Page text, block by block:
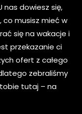
nas dowiesz się,
co musisz mieć w
się na wakacje i
przekazanie ci
ofert z całego
zebraliśmy
tutaj – na